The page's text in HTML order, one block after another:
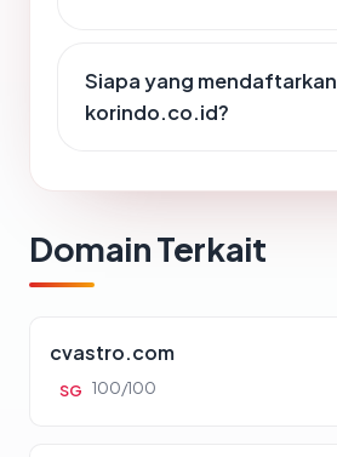
Siapa yang mendaftarkan
korindo.co.id?
Domain Terkait
cvastro.com
SG 100/100